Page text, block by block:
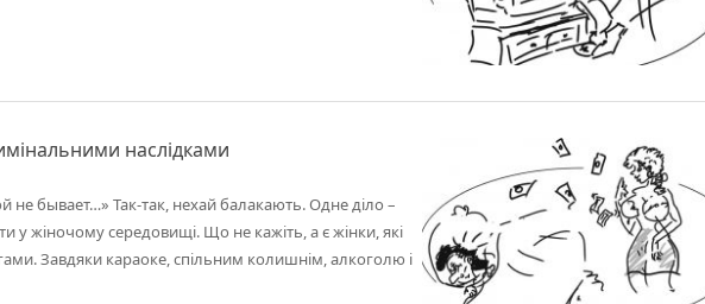
наслідками
не бывает…» Так-так, нехай балакають. Одне діло –
у жіночому середовищі. Що не кажіть, а є жінки, які
Завдяки караоке, спільним колишнім, алкоголю і